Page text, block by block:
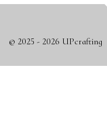
© 2025 - 2026 UPcrafting